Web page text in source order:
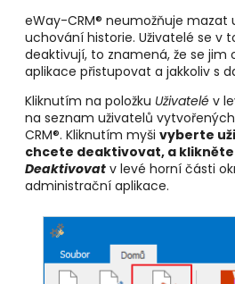
eWay-CRM® neumožňuje mazat
uchování historie. Uživatelé se v
deaktivují, to znamená, že se jim
aplikace přistupovat a jakkoliv s
Kliknutím na položku Uživatelé v
na seznam uživatelů
CRM®. Kliknutím myši vyberte
chcete deaktivovat, a
Deaktivovat v levé horní části
administrační aplikace.